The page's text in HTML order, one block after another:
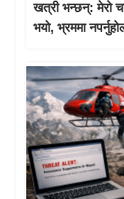
खत्री भन्छन्: मेरो
भयो, भ्रममा